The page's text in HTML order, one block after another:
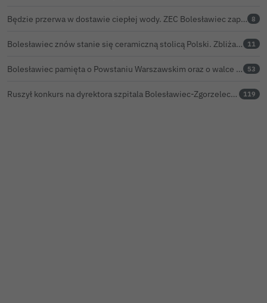
Będzie przerwa w dostawie ciepłej wody. ZEC Bolesławiec zapowiada prace remontowe 8
Bolesławiec znów stanie się ceramiczną stolicą Polski. Zbliża się 32. Święto Ceramiki 11
Bolesławiec pamięta o Powstaniu Warszawskim oraz o walce powstańców z faszyzmem 53
Ruszył konkurs na dyrektora szpitala Bolesławiec-Zgorzelec. Rozstrzygnięcie już w czerwcu? 119